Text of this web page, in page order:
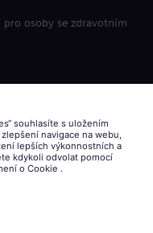
pro osoby se zdravotním
osobních údajů
použití